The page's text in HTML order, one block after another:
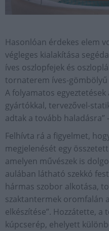
Hasonlóan érdekes elem
végleges kialakítása
íves oszlopfejek és
tornaterem íves-
A folyamatos egyeztetések
gyártókkal, tervezővel-
adtak a tovább haladásra”
Felhívta rá a figyelmet,
megjelenését egy
amelyen művészek is
aulában látható szekkó
hármas szobor alkotása,
szaktantermek oromfalán
elkészítése”. Hozzátette,
kúpcserép, ehelyett